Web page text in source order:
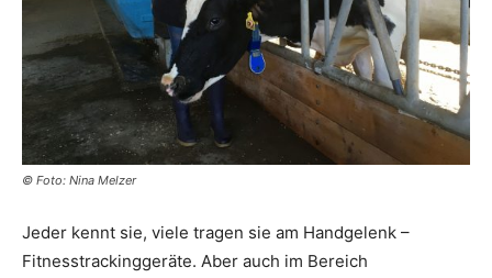
© Foto: Nina Melzer
Jeder kennt sie, viele tragen sie am Handgelenk –
Fitnesstrackinggeräte. Aber auch im Bereich